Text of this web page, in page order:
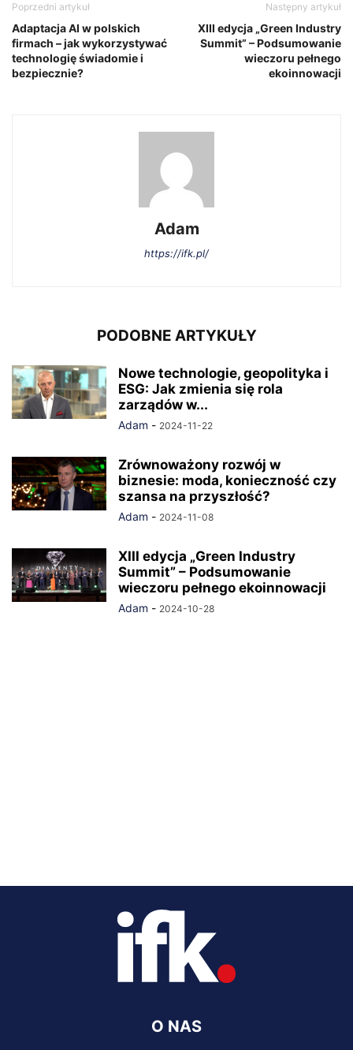
Poprzedni artykuł
Adaptacja AI w polskich
firmach – jak wykorzystywać
technologię świadomie i
bezpiecznie?
Następny artykuł
XIII edycja „Green Industry
Summit” – Podsumowanie
wieczoru pełnego
ekoinnowacji
Adam
https://ifk.pl/
PODOBNE ARTYKUŁY
Nowe technologie, geopolityka i
ESG: Jak zmienia się rola
zarządów w...
Adam - 2024-11-22
Zrównoważony rozwój w
biznesie: moda, konieczność czy
szansa na przyszłość?
Adam - 2024-11-08
XIII edycja „Green Industry
Summit” – Podsumowanie
wieczoru pełnego ekoinnowacji
Adam - 2024-10-28
O NAS